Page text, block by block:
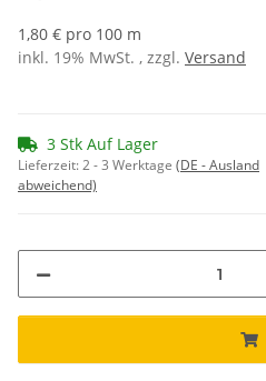
1,80 € pro 100 m
inkl. 19% MwSt. , zzgl. Versand
3 Stk Auf Lager
Lieferzeit:2 - 3 Werktage (DE - Ausland
abweichend)